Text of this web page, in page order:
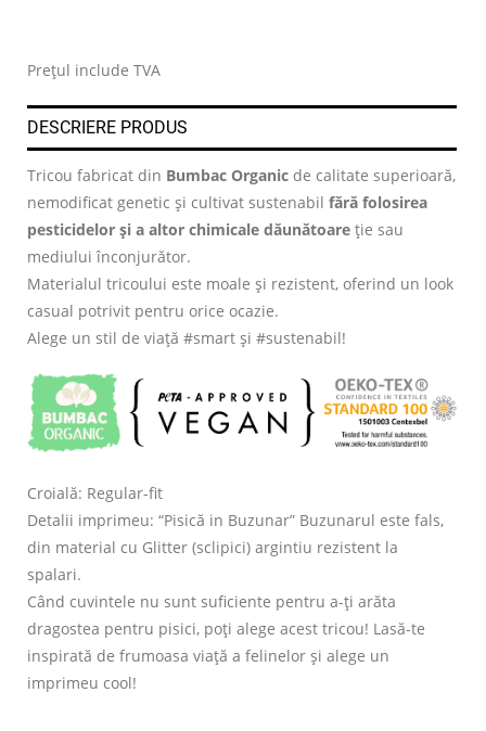
Prețul include TVA
DESCRIERE PRODUS
Tricou fabricat din Bumbac Organic de calitate superioară,
nemodificat genetic și cultivat sustenabil fără folosirea
pesticidelor și a altor chimicale dăunătoare ție sau
mediului înconjurător.
Materialul tricoului este moale și rezistent, oferind un look
casual potrivit pentru orice ocazie.
Alege un stil de viață #smart și #sustenabil!
Croială: Regular-fit
Detalii imprimeu: “Pisică in Buzunar” Buzunarul este fals,
din material cu Glitter (sclipici) argintiu rezistent la
spalari.
Când cuvintele nu sunt suficiente pentru a-ți arăta
dragostea pentru pisici, poți alege acest tricou! Lasă-te
inspirată de frumoasa viață a felinelor și alege un
imprimeu cool!